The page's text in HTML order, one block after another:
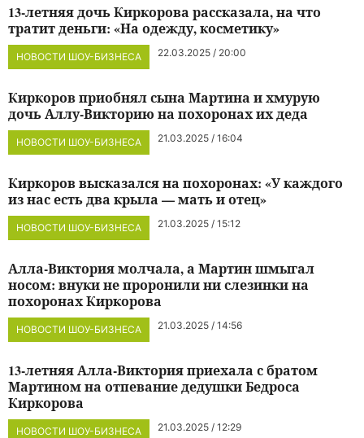
НОВОСТИ ШОУ-БИЗНЕСА 22.03.2025 / 20:00
13-летняя дочь Киркорова рассказала, на что
тратит деньги: «На одежду, косметику»
НОВОСТИ ШОУ-БИЗНЕСА 21.03.2025 / 16:04
Киркоров приобнял сына Мартина и хмурую
дочь Аллу-Викторию на похоронах их деда
НОВОСТИ ШОУ-БИЗНЕСА 21.03.2025 / 15:12
Киркоров высказался на похоронах: «У каждого
из нас есть два крыла — мать и отец»
НОВОСТИ ШОУ-БИЗНЕСА 21.03.2025 / 14:56
Алла-Виктория молчала, а Мартин шмыгал
носом: внуки не проронили ни слезинки на
похоронах Киркорова
НОВОСТИ ШОУ-БИЗНЕСА 21.03.2025 / 12:29
13-летняя Алла-Виктория приехала с братом
Мартином на отпевание дедушки Бедроса
Киркорова